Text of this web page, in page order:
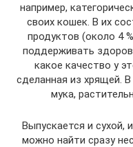
например,
своих кошек. В их
продуктов (около 4
поддерживать
какое качество у
сделанная из хрящей.
мука,
Выпускается и сухой,
можно найти сразу